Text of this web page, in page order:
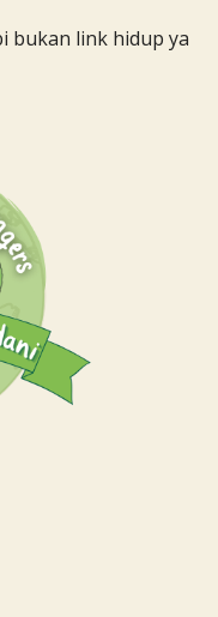
bukan link hidup ya